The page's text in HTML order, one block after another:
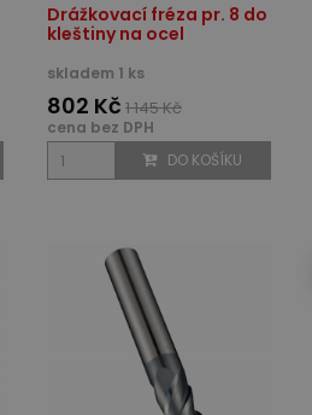
Drážkovací fréza pr. 8 do
kleštiny na ocel
skladem 1 ks
802 Kč 1 145 Kč
cena bez DPH
DO KOŠÍKU